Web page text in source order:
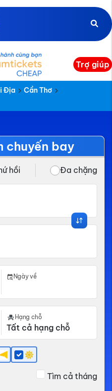
Trợ giúp
Địa
Cần Thơ
chuyến bay
hồi Đa chặng
Ngày về
Hạng chỗ
Tìm cả tháng